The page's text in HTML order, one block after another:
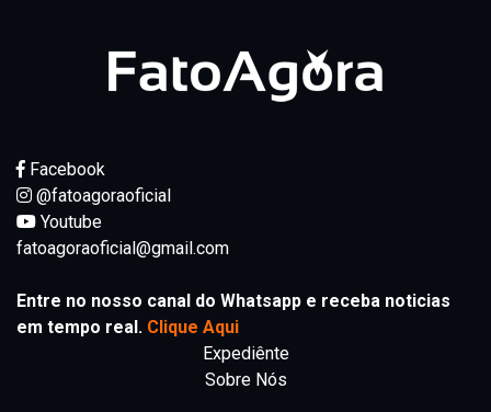
Facebook
@fatoagoraoficial
Youtube
fatoagoraoficial@gmail.com
Entre no nosso canal do Whatsapp e receba noticias
em tempo real. Clique Aqui
Expediênte
Sobre Nós